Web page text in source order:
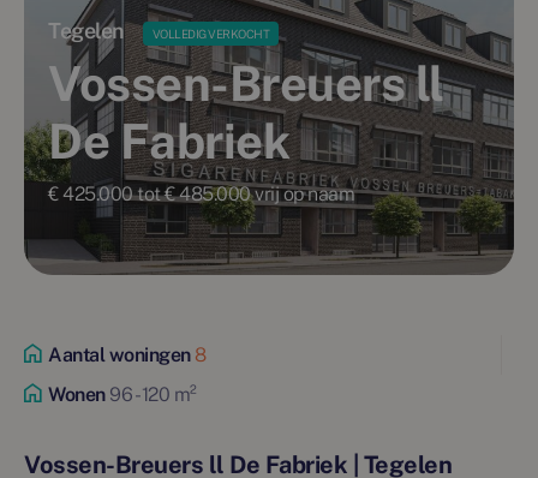
Tegelen VOLLEDIG VERKOCHT
Vossen-Breuers ll
De Fabriek
€ 425.000 tot € 485.000 vrij op naam
Aantal woningen8
Wonen96 - 120 m²
Vossen-Breuers ll De Fabriek | Tegelen